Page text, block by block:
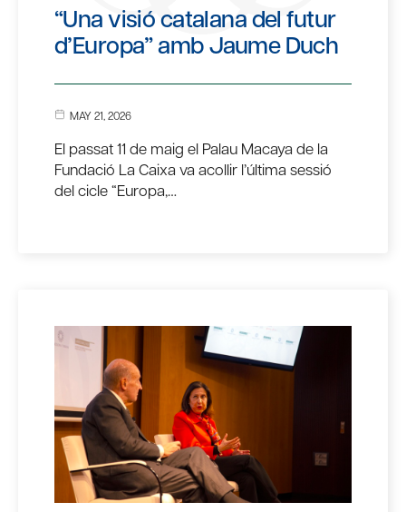
“Una visió catalana del futur
d’Europa” amb Jaume Duch
MAY 21, 2026
El passat 11 de maig el Palau Macaya de la
Fundació La Caixa va acollir l’última sessió
del cicle “Europa,…